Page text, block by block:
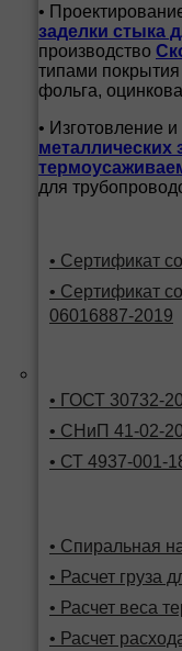
•
заделки стыка
производство
типами
фольга,
• Изготовление
металлических
для
• Сертификат
• Сертификат
06016887-2019
• ГОСТ 30732-
• СНиП 41-02-
• СТ 4937-001-
• Спиральная
• Расчет груза
• Расчет веса
• Расчет